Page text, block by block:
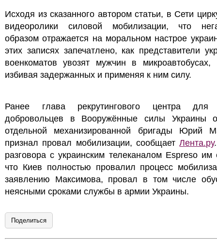
Исходя из сказанного автором статьи, в Сети
видеоролики силовой мобилизации, что
образом отражается на моральном настрое
этих записях запечатлено, как представители
военкоматов увозят мужчин в микроавтобусах,
избивая задержанных и применяя к ним силу.
Ранее глава рекрутингового центра для
добровольцев в Вооружённые силы Украины
отдельной механизированной бригады Юрий
признал провал мобилизации, сообщаетЛента.ру
разговора с украинским телеканалом Espreso им
что Киев полностью провалил процесс
заявлению Максимова, провал в том числе
неясными сроками службы в армии Украины.
Поделиться